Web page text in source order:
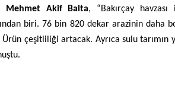
Mehmet Akif Balta, “Bakırçay
biri. 76 bin 820 dekar arazinin daha
Ürün çeşitliliği artacak. Ayrıca sulu tarımın